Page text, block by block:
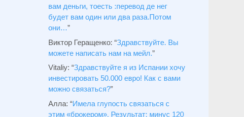
вам деньги, тоесть :перевод де нег
будет вам один или два раза.Потом
они…”
Виктор Геращенко: “Здравствуйте. Вы
можете написать нам на мейл.”
Vitaliy: “Здравствуйте я из Испании хочу
инвестировать 50.000 евро! Как с вами
можно связаться?”
Алла: “Имела глупость связаться с
этим «брокером». Результат: минус 120